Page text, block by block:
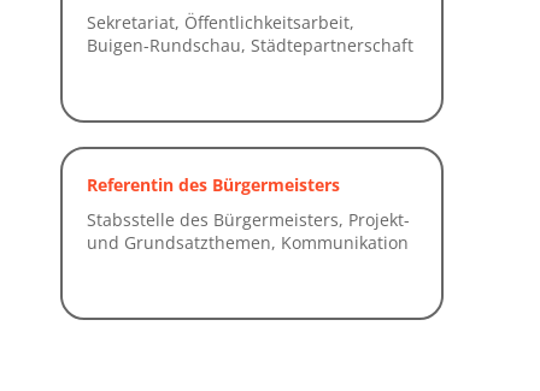
Referentin des Bürgermeisters